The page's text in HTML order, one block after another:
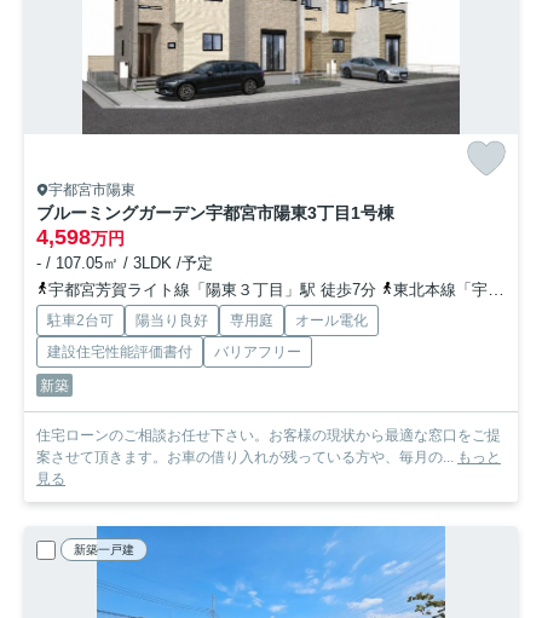
宇都宮市陽東
ブルーミングガーデン宇都宮市陽東3丁目1号棟
4,598万円
- / 107.05㎡ / 3LDK /予定
宇都宮芳賀ライト線「陽東３丁目」駅 徒歩7分
東北本線「宇都宮」駅 徒歩36分
駐車2台可 陽当り良好 専用庭
オール電化
建設住宅性能評価書付
バリアフリー
新築
住宅ローンのご相談お任せ下さい。お客様の現状から最適な窓口をご提
案させて頂きます。お車の借り入れが残っている方や、毎月の... もっと
見る
新築一戸建